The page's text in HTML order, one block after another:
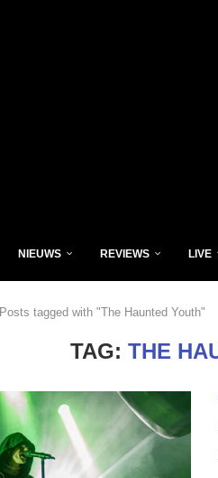
NIEUWS REVIEWS LIVE
Posts tagged with "The Haunted Youth"
TAG: THE